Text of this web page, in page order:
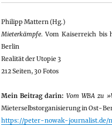
Philipp Mattern (Hg.)
Mieterkämpfe. Vom Kaiserreich bis
Berlin
Realität der Utopie 3
212 Seiten, 30 Fotos
Mein Beitrag darin: Vom WBA zu
Mieterselbstorganisierung in Ost-
https://peter-nowak-journalist.de/